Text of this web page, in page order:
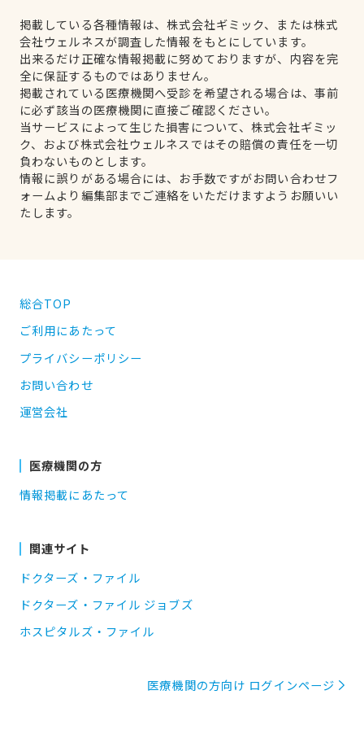
掲載している各種情報は、株式会社ギミック、または株式
会社ウェルネスが調査した情報をもとにしています。
出来るだけ正確な情報掲載に努めておりますが、内容を完
全に保証するものではありません。
掲載されている医療機関へ受診を希望される場合は、事前
に必ず該当の医療機関に直接ご確認ください。
当サービスによって生じた損害について、株式会社ギミッ
ク、および株式会社ウェルネスではその賠償の責任を一切
負わないものとします。
情報に誤りがある場合には、お手数ですがお問い合わせフ
ォームより編集部までご連絡をいただけますようお願いい
たします。
総合TOP
ご利用にあたって
プライバシーポリシー
お問い合わせ
運営会社
医療機関の方
情報掲載にあたって
関連サイト
ドクターズ・ファイル
ドクターズ・ファイル ジョブズ
ホスピタルズ・ファイル
医療機関の方向け ログインページ